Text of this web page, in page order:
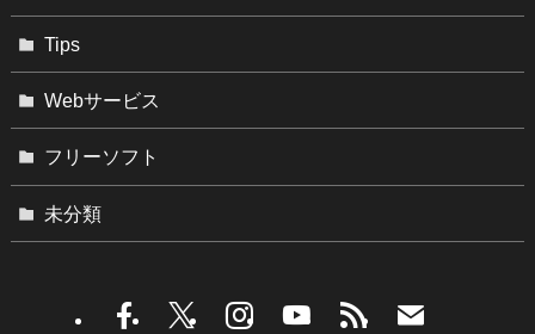
Tips
Webサービス
フリーソフト
未分類